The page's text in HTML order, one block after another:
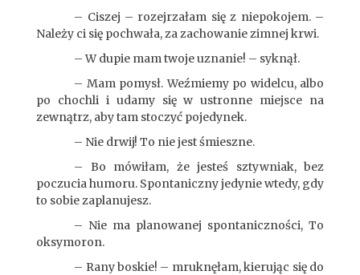
– Ciszej – rozejrzałam się z niepokojem. –
Należy ci się pochwała, za zachowanie zimnej krwi.
– W dupie mam twoje uznanie! – syknął.
– Mam pomysł. Weźmiemy po widelcu, albo
po chochli i udamy się w ustronne miejsce na
zewnątrz, aby tam stoczyć pojedynek.
– Nie drwij! To nie jest śmieszne.
– Bo mówiłam, że jesteś sztywniak, bez
poczucia humoru. Spontaniczny jedynie wtedy, gdy
to sobie zaplanujesz.
– Nie ma planowanej spontaniczności, To
oksymoron.
– Rany boskie! – mruknęłam, kierując się do